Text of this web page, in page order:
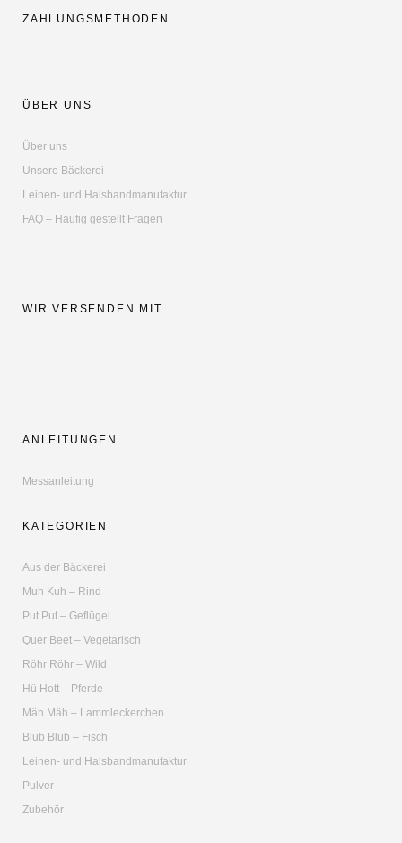
ZAHLUNGSMETHODEN
ÜBER UNS
Über uns
Unsere Bäckerei
Leinen- und Halsbandmanufaktur
FAQ – Häufig gestellt Fragen
WIR VERSENDEN MIT
ANLEITUNGEN
Messanleitung
KATEGORIEN
Aus der Bäckerei
Muh Kuh – Rind
Put Put – Geflügel
Quer Beet – Vegetarisch
Röhr Röhr – Wild
Hü Hott – Pferde
Mäh Mäh – Lammleckerchen
Blub Blub – Fisch
Leinen- und Halsbandmanufaktur
Pulver
Zubehör